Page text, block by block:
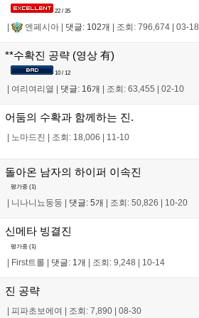
22 / 35
| 엔페시아 | 댓글: 102개 | 조회: 796,674 | 03-18
**수확진 공략 (영상 有)
10 / 12
여리여리열 댓글: 16개 조회: 63,455 02-10
어둠의 수확과 함께하는 진.
노마드진 조회: 18,006 11-10
돌아온 남자의 하이퍼 이속진
평가중 (1)
니나니뇨둥둥 댓글: 5개 조회: 50,826 10-20
신메타 빙결진
평가중 (1)
| First트롤 | 댓글: 1개 | 조회: 9,248 | 10-14
진 공략
| 피파초보에여 | 조회: 7,890 | 08-30